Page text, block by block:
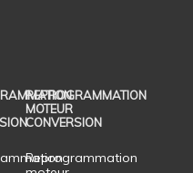
REPROGRAMMATION
MOTEUR
CONVERSION
Reprogrammation